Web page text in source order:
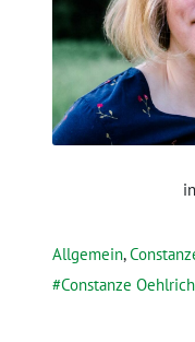
Allgemein,
Constanze Oehlrich